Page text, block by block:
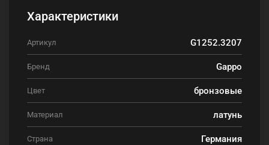
Характеристики
Артикул G1252.3207
Бренд Gappo
Цвет бронзовые
Материал латунь
Страна Германия